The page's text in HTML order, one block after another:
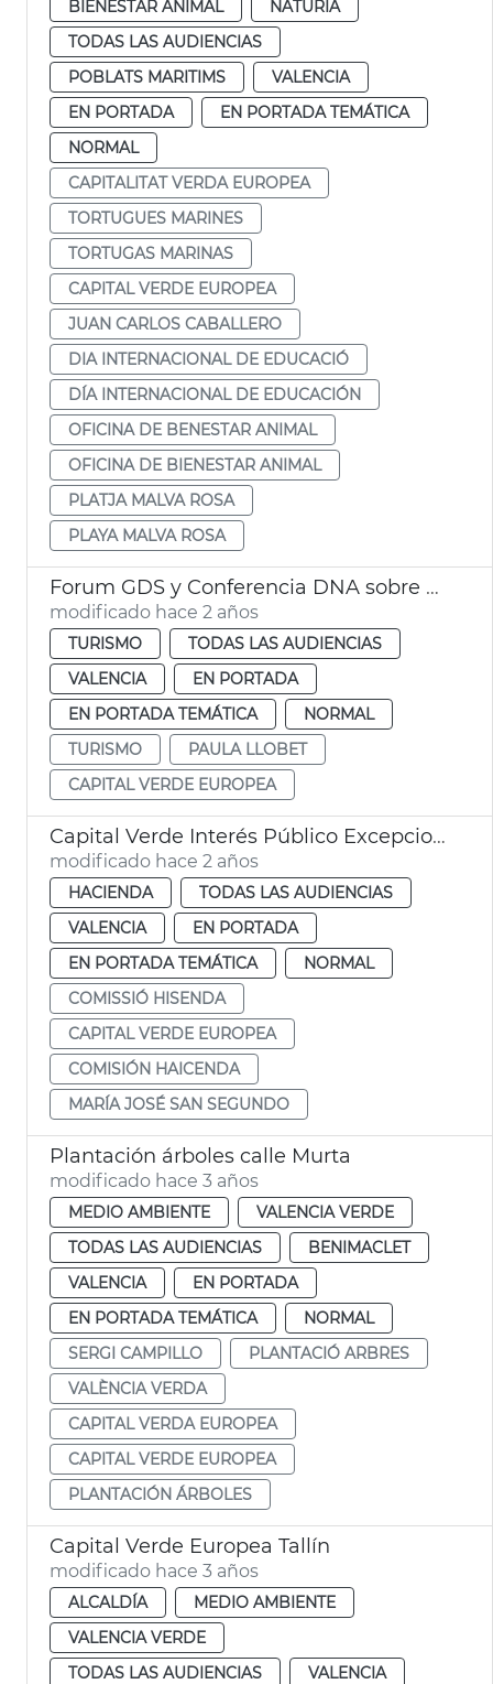
BIENESTAR ANIMAL
NATURIA
TODAS LAS AUDIENCIAS
POBLATS MARITIMS
VALENCIA
EN PORTADA
EN PORTADA TEMÁTICA
NORMAL
CAPITALITAT VERDA EUROPEA
TORTUGUES MARINES
TORTUGAS MARINAS
CAPITAL VERDE EUROPEA
JUAN CARLOS CABALLERO
DIA INTERNACIONAL DE EDUCACIÓ
DÍA INTERNACIONAL DE EDUCACIÓN
OFICINA DE BENESTAR ANIMAL
OFICINA DE BIENESTAR ANIMAL
PLATJA MALVA ROSA
PLAYA MALVA ROSA
Forum GDS y Conferencia DNA sobre marqueting y sostenibilidad turística
modificado hace 2 años
TURISMO
TODAS LAS AUDIENCIAS
VALENCIA
EN PORTADA
EN PORTADA TEMÁTICA
NORMAL
TURISMO
PAULA LLOBET
CAPITAL VERDE EUROPEA
Capital Verde Interés Público Excepcional
modificado hace 2 años
HACIENDA
TODAS LAS AUDIENCIAS
VALENCIA
EN PORTADA
EN PORTADA TEMÁTICA
NORMAL
COMISSIÓ HISENDA
CAPITAL VERDE EUROPEA
COMISIÓN HAICENDA
MARÍA JOSÉ SAN SEGUNDO
Plantación árboles calle Murta
modificado hace 3 años
MEDIO AMBIENTE
VALENCIA VERDE
TODAS LAS AUDIENCIAS
BENIMACLET
VALENCIA
EN PORTADA
EN PORTADA TEMÁTICA
NORMAL
SERGI CAMPILLO
PLANTACIÓ ARBRES
VALÈNCIA VERDA
CAPITAL VERDA EUROPEA
CAPITAL VERDE EUROPEA
PLANTACIÓN ÁRBOLES
Capital Verde Europea Tallín
modificado hace 3 años
ALCALDÍA
MEDIO AMBIENTE
VALENCIA VERDE
TODAS LAS AUDIENCIAS
VALENCIA